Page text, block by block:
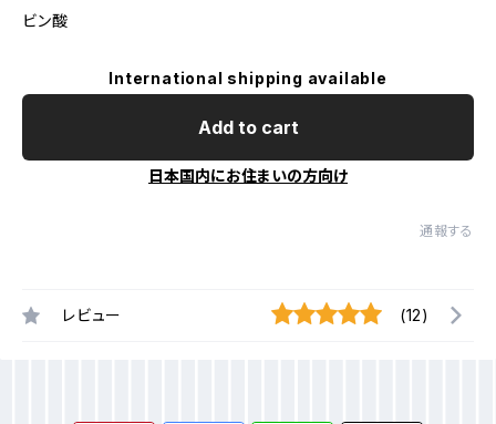
ビン酸
International shipping available
Add to cart
日本国内にお住まいの方向け
通報する
レビュー (12)